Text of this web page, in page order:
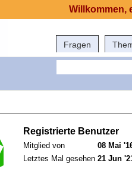
Fragen
Registrierte Benutzer
Mitglied von
08 Mai
Letztes Mal gesehen 21 Jun
Willkommen,